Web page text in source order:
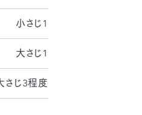
小さじ1
大さじ1
さじ3程度